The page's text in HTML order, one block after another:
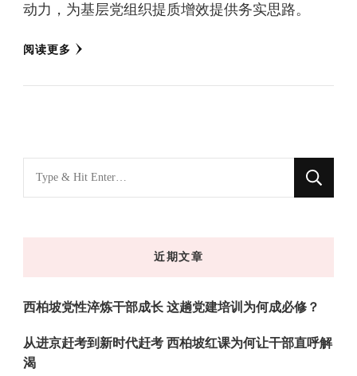
动力，为基层党组织提质增效提供务实思路。
阅读更多
什
近期文章
西柏坡党性淬炼干部成长 这趟党建培训为何成必修？
从进京赶考到新时代赶考 西柏坡红课为何让干部直呼解
渴